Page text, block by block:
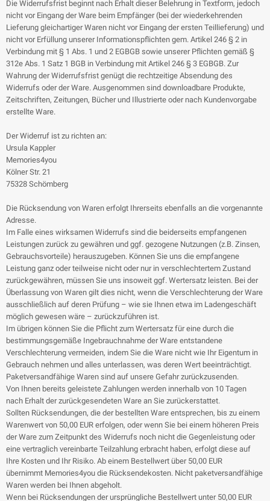
Die Widerrufsfrist beginnt nach Erhalt dieser Belehrung in Textform, jedoch
nicht vor Eingang der Ware beim Empfänger (bei der wiederkehrenden
Lieferung gleichartiger Waren nicht vor Eingang der ersten Teillieferung) und
nicht vor Erfüllung unserer Informationspflichten gem. Artikel 246 § 2 in
Verbindung mit § 1 Abs. 1 und 2 EGBGB sowie unserer Pflichten gemäß §
312e Abs. 1 Satz 1 BGB in Verbindung mit Artikel 246 § 3 EGBGB. Zur
Wahrung der Widerrufsfrist genügt die rechtzeitige Absendung des
Widerrufs oder der Ware. Ausgenommen sind downloadbare Produkte,
Zeitschriften, Zeitungen, Bücher und Illustrierte oder nach Kundenvorgabe
erstellte Ware.
Der Widerruf ist zu richten an:
Ursula Kappler
Memories4you
Kölner Str. 21
75328 Schömberg
Die Rücksendung von Waren erfolgt Ihrerseits ebenfalls an die vorgenannte
Adresse.
Im Falle eines wirksamen Widerrufs sind die beiderseits empfangenen
Leistungen zurück zu gewähren und ggf. gezogene Nutzungen (z.B. Zinsen,
Gebrauchsvorteile) herauszugeben. Können Sie uns die empfangene
Leistung ganz oder teilweise nicht oder nur in verschlechtertem Zustand
zurückgewähren, müssen Sie uns insoweit ggf. Wertersatz leisten. Bei der
Überlassung von Waren gilt dies nicht, wenn die Verschlechterung der Ware
ausschließlich auf deren Prüfung – wie sie Ihnen etwa im Ladengeschäft
möglich gewesen wäre – zurückzuführen ist.
Im übrigen können Sie die Pflicht zum Wertersatz für eine durch die
bestimmungsgemäße Ingebrauchnahme der Ware entstandene
Verschlechterung vermeiden, indem Sie die Ware nicht wie Ihr Eigentum in
Gebrauch nehmen und alles unterlassen, was deren Wert beeinträchtigt.
Paketversandfähige Waren sind auf unsere Gefahr zurückzusenden.
Von Ihnen bereits geleistete Zahlungen werden innerhalb von 10 Tagen
nach Erhalt der zurückgesendeten Ware an Sie zurückerstattet.
Sollten Rücksendungen, die der bestellten Ware entsprechen, bis zu einem
Warenwert von 50,00 EUR erfolgen, oder wenn Sie bei einem höheren Preis
der Ware zum Zeitpunkt des Widerrufs noch nicht die Gegenleistung oder
eine vertraglich vereinbarte Teilzahlung erbracht haben, erfolgt diese auf
Ihre Kosten und Ihr Risiko. Ab einem Bestellwert über 50,00 EUR
übernimmt Memories4you die Rücksendekosten. Nicht paketversandfähige
Waren werden bei Ihnen abgeholt.
Wenn bei Rücksendungen der ursprüngliche Bestellwert unter 50,00 EUR